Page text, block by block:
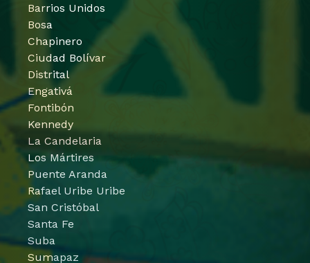
Barrios Unidos
Bosa
Chapinero
Ciudad Bolívar
Distrital
Engativá
Fontibón
Kennedy
La Candelaria
Los Mártires
Puente Aranda
Rafael Uribe Uribe
San Cristóbal
Santa Fe
Suba
Sumapaz